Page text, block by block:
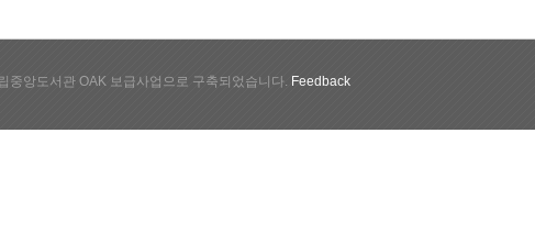
중앙도서관 OAK 보급사업으로 구축되었습니다. Feedback